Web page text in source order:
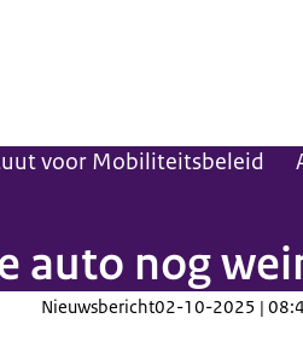
voor Mobiliteitsbeleid
auto nog
Nieuwsbericht02-10-2025 |